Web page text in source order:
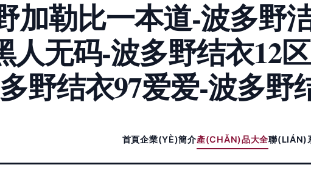
加勒比一本道-波多野
人无码-波多野结衣12
野结衣97爱爱-波多野
首頁企業(YÈ)簡介產(CHǍN)品大全聯(LIÁN)